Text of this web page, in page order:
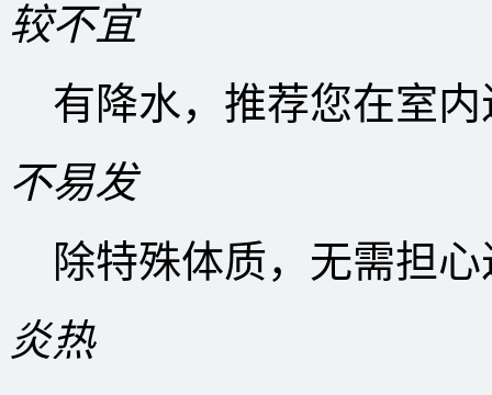
较不宜
有降水，推荐您在室
不易发
除特殊体质，无需担
炎热